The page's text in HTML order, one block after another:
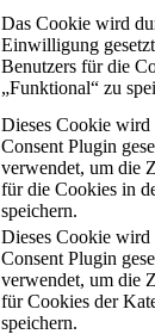
Das Cookie wird
Einwilligung
Benutzers für die
„Funktional“ zu
Dieses Cookie
Consent Plugin
verwendet, um die
für die Cookies in
speichern.
Dieses Cookie
Consent Plugin
verwendet, um die
für Cookies der
speichern.